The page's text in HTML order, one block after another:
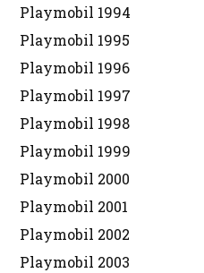
Playmobil 1994
Playmobil 1995
Playmobil 1996
Playmobil 1997
Playmobil 1998
Playmobil 1999
Playmobil 2000
Playmobil 2001
Playmobil 2002
Playmobil 2003